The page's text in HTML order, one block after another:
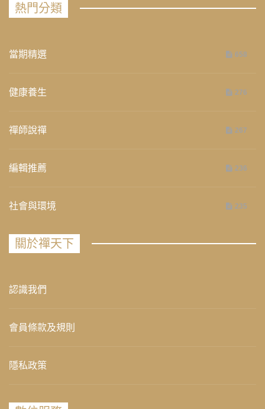
熱門分類
當期精選 658
健康養生 276
禪師說禪 267
編輯推薦 236
社會與環境 235
關於禪天下
認識我們
會員條款及規則
隱私政策